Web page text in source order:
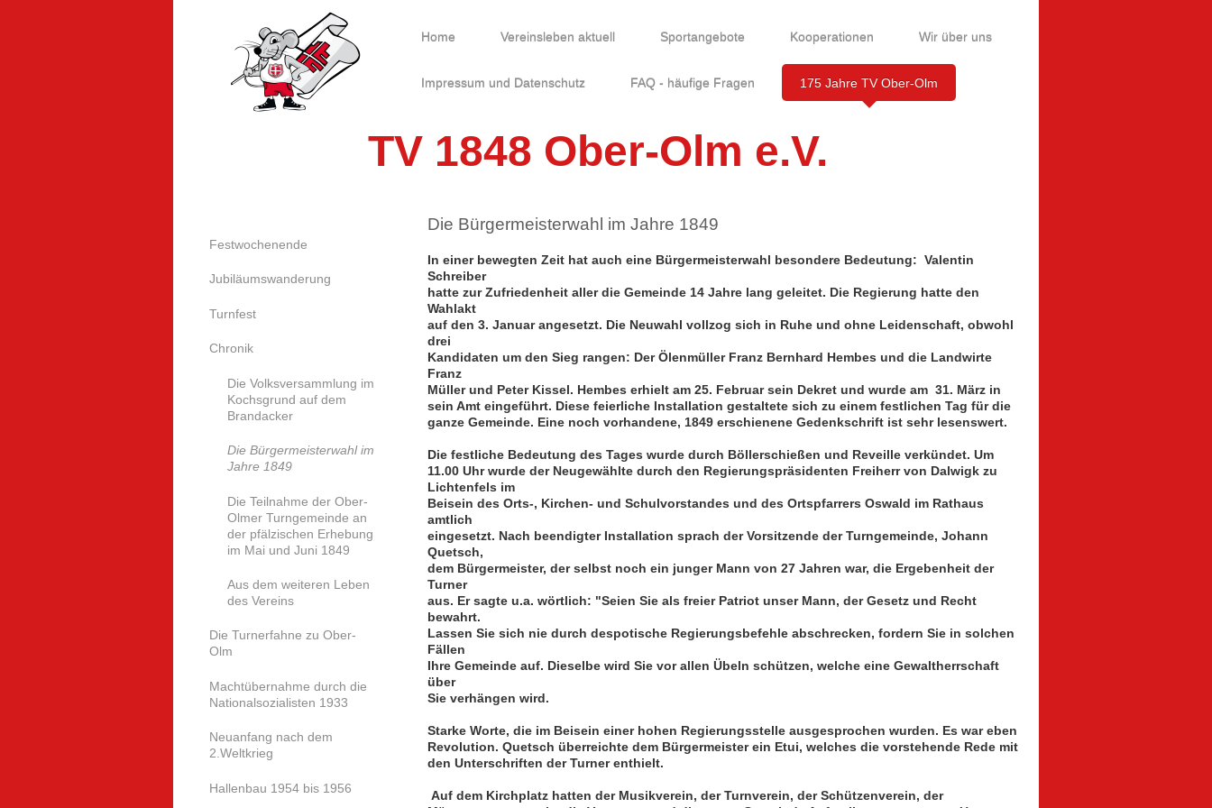
Home Vereinsleben aktuell Sportangebote Kooperationen Wir über uns
Impressum und Datenschutz FAQ - häufige Fragen 175 Jahre TV Ober-Olm
TV 1848 Ober-Olm e.V.
Die Bürgermeisterwahl im Jahre 1849
In einer bewegten Zeit hat auch eine Bürgermeisterwahl besondere Bedeutung: Valentin
Schreiber
hatte zur Zufriedenheit aller die Gemeinde 14 Jahre lang geleitet. Die Regierung hatte den
Wahlakt
auf den 3. Januar angesetzt. Die Neuwahl vollzog sich in Ruhe und ohne Leidenschaft, obwohl
drei
Kandidaten um den Sieg rangen: Der Ölenmüller Franz Bernhard Hembes und die Landwirte
Franz
Müller und Peter Kissel. Hembes erhielt am 25. Februar sein Dekret und wurde am 31. März in
sein Amt eingeführt. Diese feierliche Installation gestaltete sich zu einem festlichen Tag für die
ganze Gemeinde. Eine noch vorhandene, 1849 erschienene Gedenkschrift ist sehr lesenswert.
Die festliche Bedeutung des Tages wurde durch Böllerschießen und Reveille verkündet. Um
11.00 Uhr wurde der Neugewählte durch den Regierungspräsidenten Freiherr von Dalwigk zu
Lichtenfels im
Beisein des Orts-, Kirchen- und Schulvorstandes und des Ortspfarrers Oswald im Rathaus
amtlich
eingesetzt. Nach beendigter Installation sprach der Vorsitzende der Turngemeinde, Johann
Quetsch,
dem Bürgermeister, der selbst noch ein junger Mann von 27 Jahren war, die Ergebenheit der
Turner
aus. Er sagte u.a. wörtlich: "Seien Sie als freier Patriot unser Mann, der Gesetz und Recht
bewahrt.
Lassen Sie sich nie durch despotische Regierungsbefehle abschrecken, fordern Sie in solchen
Fällen
Ihre Gemeinde auf. Dieselbe wird Sie vor allen Übeln schützen, welche eine Gewaltherrschaft
über
Sie verhängen wird.
Starke Worte, die im Beisein einer hohen Regierungsstelle ausgesprochen wurden. Es war eben
Revolution. Quetsch überreichte dem Bürgermeister ein Etui, welches die vorstehende Rede mit
den Unterschriften der Turner enthielt.
Auf dem Kirchplatz hatten der Musikverein, der Turnverein, der Schützenverein, der
Festwochenende
Jubiläumswanderung
Turnfest
Chronik
Die Volksversammlung im
Kochsgrund auf dem
Brandacker
Die Bürgermeisterwahl im
Jahre 1849
Die Teilnahme der Ober-
Olmer Turngemeinde an
der pfälzischen Erhebung
im Mai und Juni 1849
Aus dem weiteren Leben
des Vereins
Die Turnerfahne zu Ober-
Olm
Machtübernahme durch die
Nationalsozialisten 1933
Neuanfang nach dem
2.Weltkrieg
Hallenbau 1954 bis 1956